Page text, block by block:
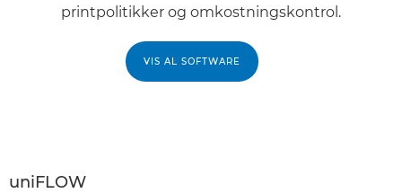
printpolitikker og omkostningskontrol.
VIS AL SOFTWARE
uniFLOW